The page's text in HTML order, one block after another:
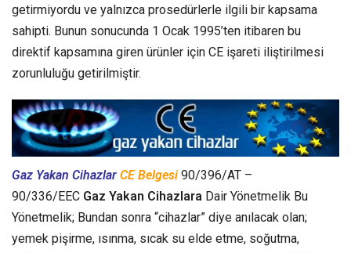
getirmiyordu ve yalnızca prosedürlerle ilgili bir kapsama
sahipti. Bunun sonucunda 1 Ocak 1995’ten itibaren bu
direktif kapsamına giren ürünler için CE işareti iliştirilmesi
zorunluluğu getirilmiştir.
Gaz Yakan Cihazlar CE Belgesi 90/396/AT –
90/336/EEC Gaz Yakan Cihazlara Dair Yönetmelik Bu
Yönetmelik; Bundan sonra “cihazlar” diye anılacak olan;
yemek pişirme, ısınma, sıcak su elde etme, soğutma,